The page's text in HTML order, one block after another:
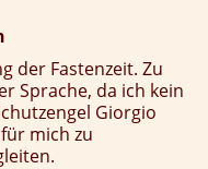
der Fastenzeit. Zu
Sprache, da ich kein
Giorgio
mich zu